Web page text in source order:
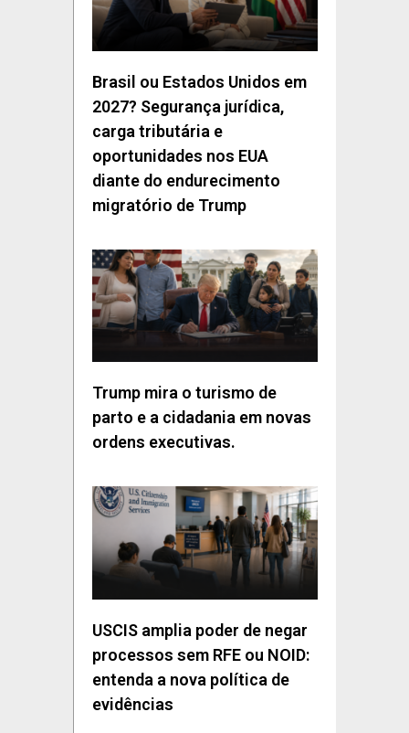
Brasil ou Estados Unidos em
2027? Segurança jurídica,
carga tributária e
oportunidades nos EUA
diante do endurecimento
migratório de Trump
Trump mira o turismo de
parto e a cidadania em novas
ordens executivas.
USCIS amplia poder de negar
processos sem RFE ou NOID:
entenda a nova política de
evidências